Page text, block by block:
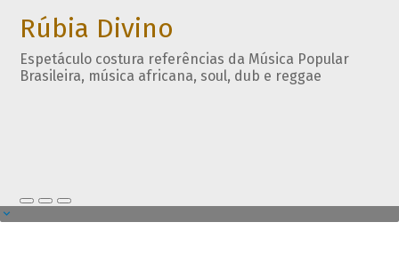
Rúbia Divino
Espetáculo costura referências da Música Popular
Brasileira, música africana, soul, dub e reggae